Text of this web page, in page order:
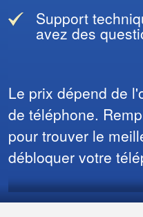
Support
avez des
Le prix dépend de
de téléphone.
pour trouver le
débloquer votre